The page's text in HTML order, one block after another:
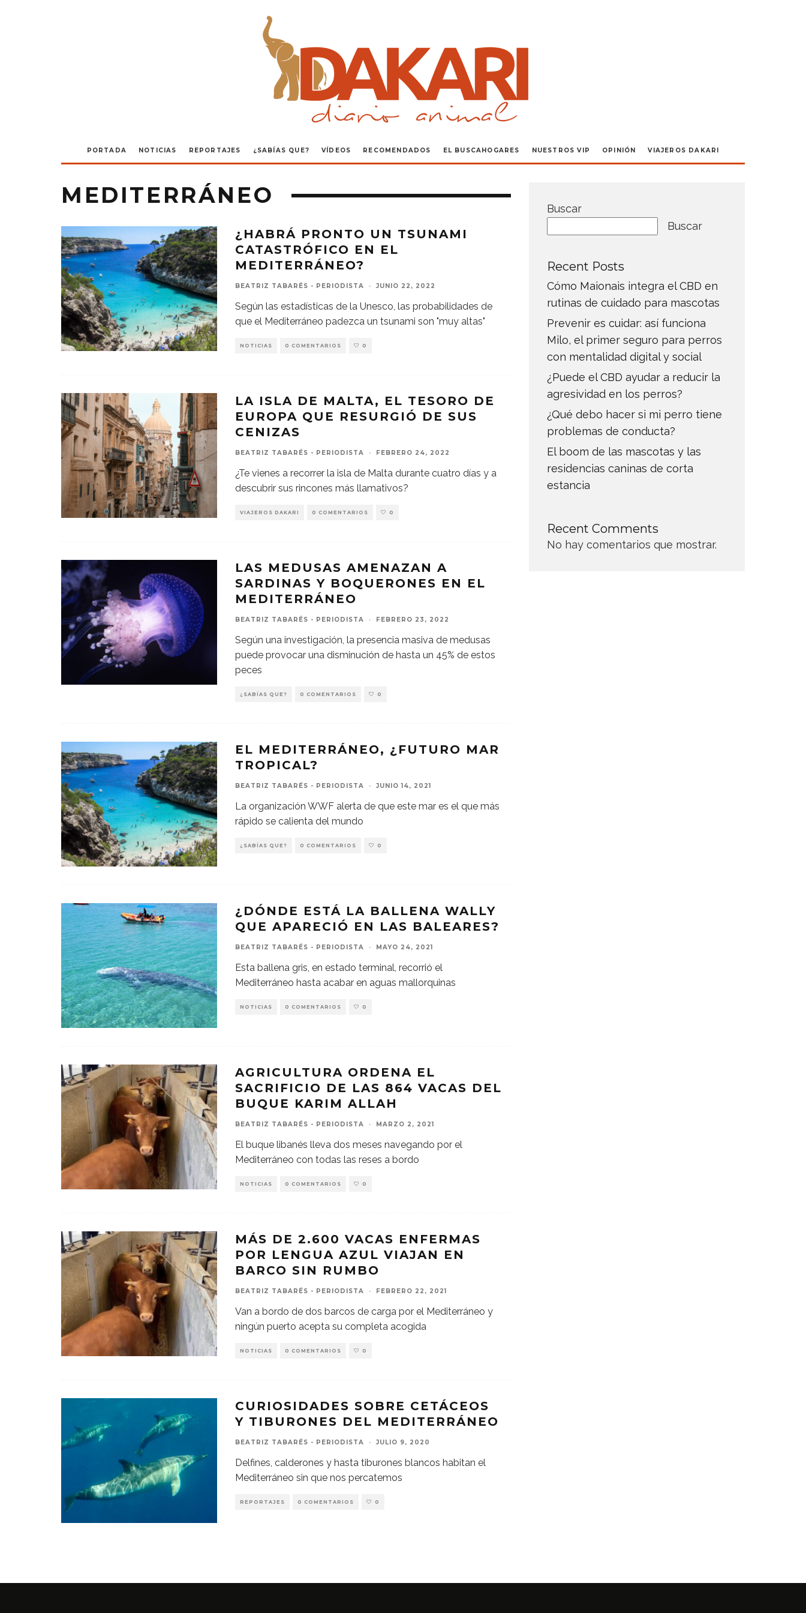
PORTADA NOTICIAS REPORTAJES ¿SABÍAS QUE? VÍDEOS RECOMENDADOS EL BUSCAHOGARES NUESTROS VIP OPINIÓN VIAJEROS DAKARI
MEDITERRÁNEO
¿HABRÁ PRONTO UN TSUNAMI
CATASTRÓFICO EN EL
MEDITERRÁNEO?
BEATRIZ TABARÉS - PERIODISTA · JUNIO 22, 2022
Según las estadísticas de la Unesco, las probabilidades de
que el Mediterráneo padezca un tsunami son "muy altas"
NOTICIAS 0 COMENTARIOS 0
LA ISLA DE MALTA, EL TESORO DE
EUROPA QUE RESURGIÓ DE SUS
CENIZAS
BEATRIZ TABARÉS - PERIODISTA · FEBRERO 24, 2022
¿Te vienes a recorrer la isla de Malta durante cuatro días y a
descubrir sus rincones más llamativos?
VIAJEROS DAKARI 0 COMENTARIOS 0
LAS MEDUSAS AMENAZAN A
SARDINAS Y BOQUERONES EN EL
MEDITERRÁNEO
BEATRIZ TABARÉS - PERIODISTA · FEBRERO 23, 2022
Según una investigación, la presencia masiva de medusas
puede provocar una disminución de hasta un 45% de estos
peces
¿SABÍAS QUE? 0 COMENTARIOS 0
EL MEDITERRÁNEO, ¿FUTURO MAR
TROPICAL?
BEATRIZ TABARÉS - PERIODISTA · JUNIO 14, 2021
La organización WWF alerta de que este mar es el que más
rápido se calienta del mundo
¿SABÍAS QUE? 0 COMENTARIOS 0
¿DÓNDE ESTÁ LA BALLENA WALLY
QUE APARECIÓ EN LAS BALEARES?
BEATRIZ TABARÉS - PERIODISTA · MAYO 24, 2021
Esta ballena gris, en estado terminal, recorrió el
Mediterráneo hasta acabar en aguas mallorquinas
NOTICIAS 0 COMENTARIOS 0
AGRICULTURA ORDENA EL
SACRIFICIO DE LAS 864 VACAS DEL
BUQUE KARIM ALLAH
BEATRIZ TABARÉS - PERIODISTA · MARZO 2, 2021
El buque libanés lleva dos meses navegando por el
Mediterráneo con todas las reses a bordo
NOTICIAS 0 COMENTARIOS 0
MÁS DE 2.600 VACAS ENFERMAS
POR LENGUA AZUL VIAJAN EN
BARCO SIN RUMBO
BEATRIZ TABARÉS - PERIODISTA · FEBRERO 22, 2021
Van a bordo de dos barcos de carga por el Mediterráneo y
ningún puerto acepta su completa acogida
NOTICIAS 0 COMENTARIOS 0
CURIOSIDADES SOBRE CETÁCEOS
Y TIBURONES DEL MEDITERRÁNEO
BEATRIZ TABARÉS - PERIODISTA · JULIO 9, 2020
Delfines, calderones y hasta tiburones blancos habitan el
Mediterráneo sin que nos percatemos
REPORTAJES 0 COMENTARIOS 0
Buscar
Buscar
Recent Posts
Cómo Maionais integra el CBD en
rutinas de cuidado para mascotas
Prevenir es cuidar: así funciona
Milo, el primer seguro para perros
con mentalidad digital y social
¿Puede el CBD ayudar a reducir la
agresividad en los perros?
¿Qué debo hacer si mi perro tiene
problemas de conducta?
El boom de las mascotas y las
residencias caninas de corta
estancia
Recent Comments
No hay comentarios que mostrar.